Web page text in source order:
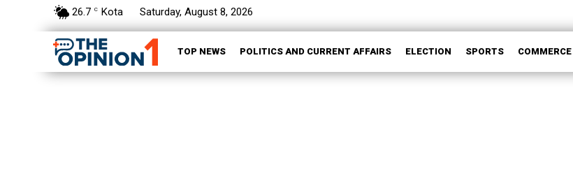
26.7 C Kota Saturday, August 8, 2026
TOP NEWS POLITICS AND CURRENT AFFAIRS ELECTION SPORTS COMMERCE